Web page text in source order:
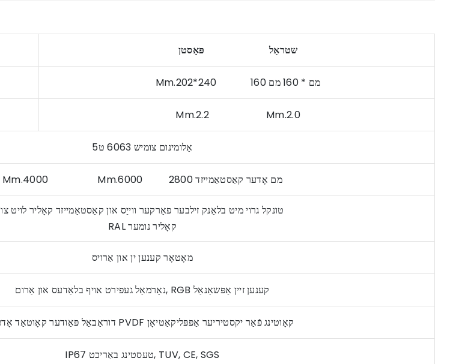
שטראַל פּאָסטן
Mm.202*240 160 מם * 160 מם
Mm.2.2 Mm.2.0
אַלומינום צומיש 6063 ט5
Mm.4000 Mm.6000 2800 מם אָדער קאַסטאַמייזד
טונקל גרוי מיט בלאַנק זילבער פאַרקער ווייַס און קאַסטאַמייזד קאָליר לויט צו
RAL קאָליר נומער
מאָטאָר קענען ין און אַרויס
נאָרמאַל געפירט אויף בלאַדעס און אַרום, RGB קענען זיין אַפּשאַנאַל
דוראַבאַל פּאַודער קאָוטאַד אָדער PVDF קאָוטינג פֿאַר יקסטיריער אַפּפּליקאַטיאָן
IP67 טעסטינג באַריכט, TUV, CE, SGS